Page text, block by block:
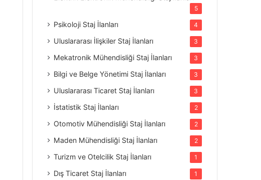
5
Psikoloji Staj İlanları 4
Uluslararası İlişkiler Staj İlanları 3
Mekatronik Mühendisliği Staj İlanları 3
Bilgi ve Belge Yönetimi Staj İlanları 3
Uluslararası Ticaret Staj İlanları 3
İstatistik Staj İlanları 2
Otomotiv Mühendisliği Staj İlanları 2
Maden Mühendisliği Staj İlanları 2
Turizm ve Otelcilik Staj İlanları 1
Dış Ticaret Staj İlanları 1